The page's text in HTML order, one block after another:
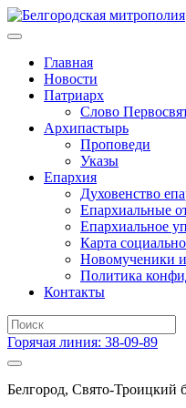
Главная
Новости
Патриарх
Слово
Архипастырь
Проповеди
Указы
Епархия
Духовенство
Епархиальные
Епархиальное
Карта
Новомученики
Политика
Контакты
Горячая линия: 38-09-89
Белгород, Свято-Троицкий